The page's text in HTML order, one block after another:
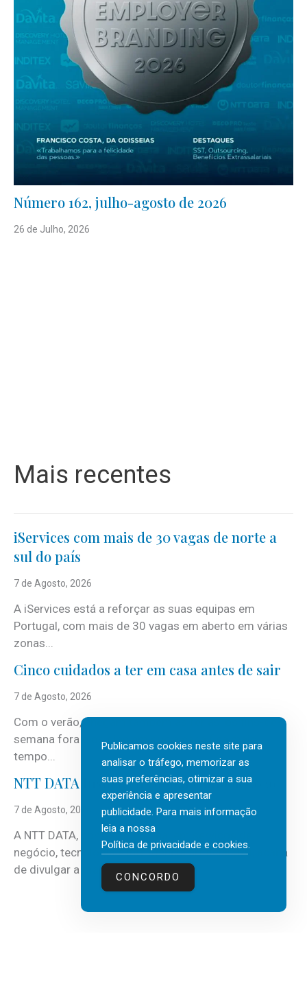
Número 162, julho-agosto de 2026
26 de Julho, 2026
Mais recentes
iServices com mais de 30 vagas de norte a
sul do país
7 de Agosto, 2026
A iServices está a reforçar as suas equipas em
Portugal, com mais de 30 vagas em aberto em várias
zonas...
Cinco cuidados a ter em casa antes de sair
7 de Agosto, 2026
Com o verão, chegam também as férias, os fins-de-
semana fora e os dias em que a casa fica mais
tempo...
NTT DATA Insurtech Global Outlook 2026
7 de Agosto, 2026
A NTT DATA, consultora global em serviços de
negócio, tecnologia e inteligência artificial (IA), acaba
de divulgar a mais recente...
Publicamos cookies neste site para
analisar o tráfego, memorizar as
suas preferências, otimizar a sua
experiência e apresentar
publicidade. Para mais informação
leia a nossa
Política de privacidade e cookies.
CONCORDO